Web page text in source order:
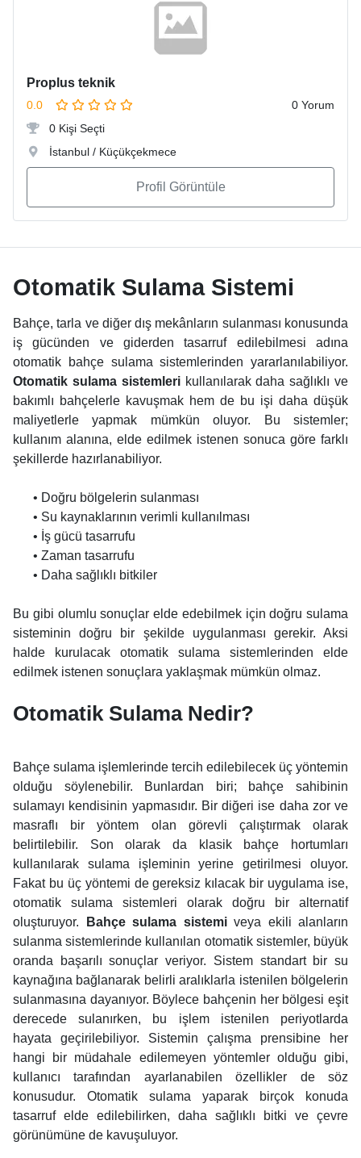
Proplus teknik
0.0
0 Yorum
0 Kişi Seçti
İstanbul / Küçükçekmece
Profil Görüntüle
Otomatik Sulama Sistemi
Bahçe, tarla ve diğer dış mekânların sulanması konusunda
iş gücünden ve giderden tasarruf edilebilmesi adına
otomatik bahçe sulama sistemlerinden yararlanılabiliyor.
Otomatik sulama sistemlerikullanılarak daha sağlıklı ve
bakımlı bahçelerle kavuşmak hem de bu işi daha düşük
maliyetlerle yapmak mümkün oluyor. Bu sistemler;
kullanım alanına, elde edilmek istenen sonuca göre farklı
şekillerde hazırlanabiliyor.
• Doğru bölgelerin sulanması
• Su kaynaklarının verimli kullanılması
• İş gücü tasarrufu
• Zaman tasarrufu
• Daha sağlıklı bitkiler
Bu gibi olumlu sonuçlar elde edebilmek için doğru sulama
sisteminin doğru bir şekilde uygulanması gerekir. Aksi
halde kurulacak otomatik sulama sistemlerinden elde
edilmek istenen sonuçlara yaklaşmak mümkün olmaz.
Otomatik Sulama Nedir?
Bahçe sulama işlemlerinde tercih edilebilecek üç yöntemin
olduğu söylenebilir. Bunlardan biri; bahçe sahibinin
sulamayı kendisinin yapmasıdır. Bir diğeri ise daha zor ve
masraflı bir yöntem olan görevli çalıştırmak olarak
belirtilebilir. Son olarak da klasik bahçe hortumları
kullanılarak sulama işleminin yerine getirilmesi oluyor.
Fakat bu üç yöntemi de gereksiz kılacak bir uygulama ise,
otomatik sulama sistemleri olarak doğru bir alternatif
oluşturuyor.
Bahçe sulama sistemiveya ekili alanların
sulanma sistemlerinde kullanılan otomatik sistemler, büyük
oranda başarılı sonuçlar veriyor. Sistem standart bir su
kaynağına bağlanarak belirli aralıklarla istenilen bölgelerin
sulanmasına dayanıyor. Böylece bahçenin her bölgesi eşit
derecede sulanırken, bu işlem istenilen periyotlarda
hayata geçirilebiliyor. Sistemin çalışma prensibine her
hangi bir müdahale edilemeyen yöntemler olduğu gibi,
kullanıcı tarafından ayarlanabilen özellikler de söz
konusudur. Otomatik sulama yaparak birçok konuda
tasarruf elde edilebilirken, daha sağlıklı bitki ve çevre
görünümüne de kavuşuluyor.